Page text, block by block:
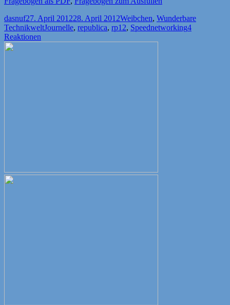
Autor
dasnufVeröffentlicht
am
27. April 201228. April 2012Kategorien
Weibchen, Wunderbare
TechnikweltSchlagwörter
Journelle, republica, rp12, Speednetworking4
Reaktionen